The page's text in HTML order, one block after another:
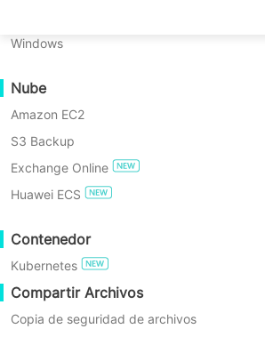
Copia de seguridad en la nube
Cumplimiento del RGPD
Windows
Nube
Amazon EC2
S3 Backup
Exchange Online
Huawei ECS
Contenedor
Kubernetes
Compartir Archivos
Copia de seguridad de archivos